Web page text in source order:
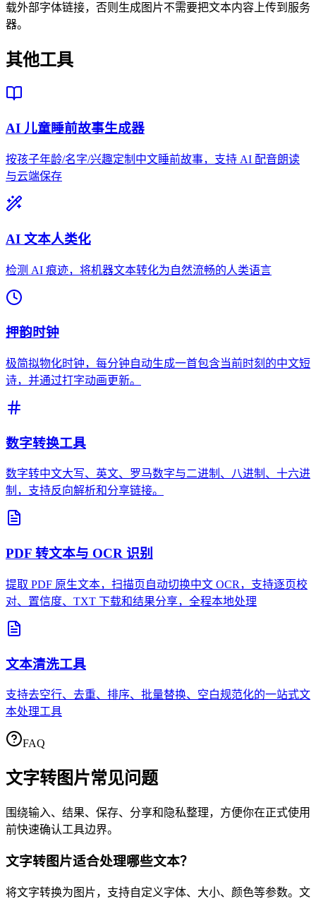
载外部字体链接，否则生成图片不需要把文本内容上传到服务
器。
其他工具
AI 儿童睡前故事生成器
按孩子年龄/名字/兴趣定制中文睡前故事，支持 AI 配音朗读
与云端保存
AI 文本人类化
检测 AI 痕迹，将机器文本转化为自然流畅的人类语言
押韵时钟
极简拟物化时钟，每分钟自动生成一首包含当前时刻的中文短
诗，并通过打字动画更新。
数字转换工具
数字转中文大写、英文、罗马数字与二进制、八进制、十六进
制，支持反向解析和分享链接。
PDF 转文本与 OCR 识别
提取 PDF 原生文本，扫描页自动切换中文 OCR，支持逐页校
对、置信度、TXT 下载和结果分享，全程本地处理
文本清洗工具
支持去空行、去重、排序、批量替换、空白规范化的一站式文
本处理工具
FAQ
文字转图片常见问题
围绕输入、结果、保存、分享和隐私整理，方便你在正式使用
前快速确认工具边界。
文字转图片适合处理哪些文本？
将文字转换为图片，支持自定义字体、大小、颜色等参数。文